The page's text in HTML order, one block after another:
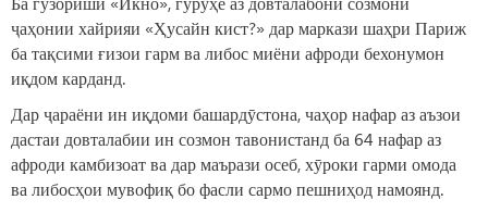
ҷаҳонии хайрияи «Ҳусайн кист?» дар маркази шаҳри Париж
ба тақсими ғизои гарм ва либос миёни афроди бехонумон
иқдом карданд.
Дар ҷараёни ин иқдоми башардӯстона, чаҳор нафар аз аъзои
дастаи довталабии ин созмон тавонистанд ба 64 нафар аз
афроди камбизоат ва дар маърази осеб, хӯроки гарми омода
ва либосҳои мувофиқ бо фасли сармо пешниҳод намоянд.